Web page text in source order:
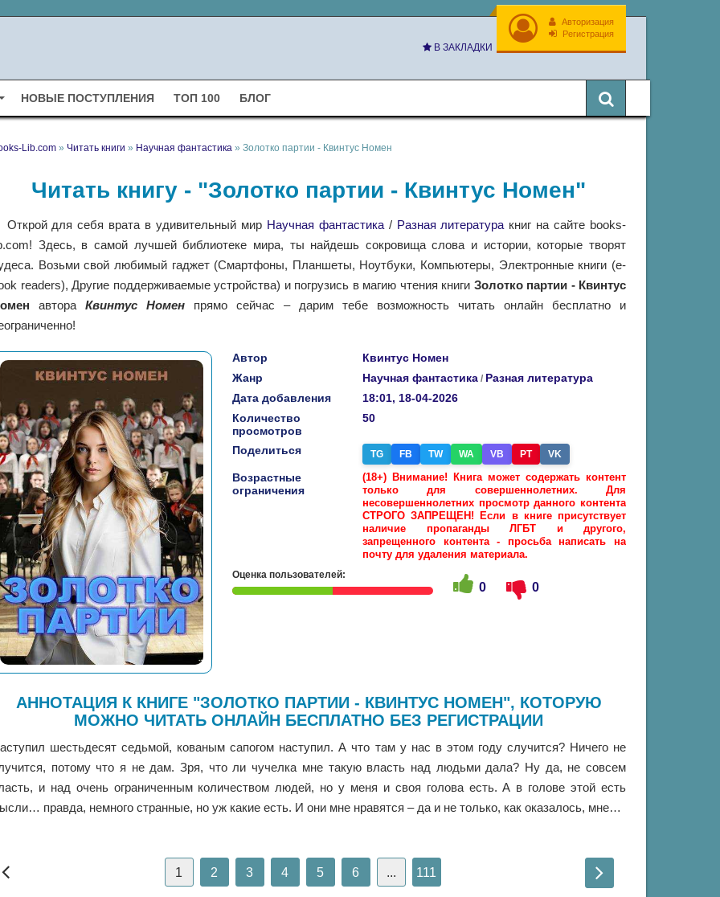
Авторизация
Регистрация
В ЗАКЛАДКИ
НОВЫЕ ПОСТУПЛЕНИЯ ТОП 100 БЛОГ
Lib.com » Читать книги » Научная фантастика » Золотко партии - Квинтус Номен
Читать книгу - "Золотко партии - Квинтус Номен"
Открой для себя врата в удивительный мир Научная фантастика/ Разная литература книг на сайте books-
Здесь, в самой лучшей библиотеке мира, ты найдешь сокровища слова и истории, которые творят
Возьми свой любимый гаджет (Смартфоны, Планшеты, Ноутбуки, Компьютеры, Электронные книги (e-
readers), Другие поддерживаемые устройства) и погрузись в магию чтения книги Золотко партии - Квинтус
автора Квинтус Номен прямо сейчас – дарим тебе возможность читать онлайн бесплатно и
Автор
Квинтус Номен
Жанр
Научная фантастика / Разная литература
Дата добавления
18:01, 18-04-2026
Количество
просмотров
50
Поделиться TG FB TW WA VB PT VK
Возрастные
ограничения
(18+) Внимание! Книга может содержать контент
только для совершеннолетних. Для
несовершеннолетних просмотр данного контента
СТРОГО ЗАПРЕЩЕН! Если в книге присутствует
наличие пропаганды ЛГБТ и другого,
запрещенного контента - просьба написать на
почту для удаления материала.
Оценка пользователей:
0 0
АННОТАЦИЯ К КНИГЕ "ЗОЛОТКО ПАРТИИ - КВИНТУС НОМЕН", КОТОРУЮ
МОЖНО ЧИТАТЬ ОНЛАЙН БЕСПЛАТНО БЕЗ РЕГИСТРАЦИИ
шестьдесят седьмой, кованым сапогом наступил. А что там у нас в этом году случится? Ничего не
потому что я не дам. Зря, что ли чучелка мне такую власть над людьми дала? Ну да, не совсем
и над очень ограниченным количеством людей, но у меня и своя голова есть. А в голове этой есть
правда, немного странные, но уж какие есть. И они мне нравятся – да и не только, как оказалось, мне…
1 2 3 4 5 6 ... 111